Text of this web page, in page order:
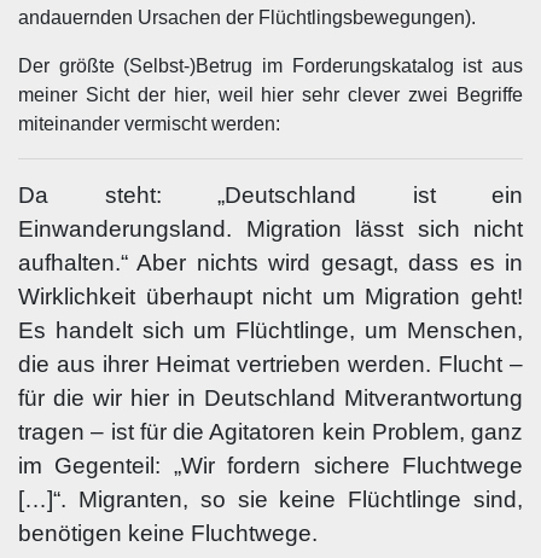
andauernden Ursachen der Flüchtlingsbewegungen).
Der größte (Selbst-)Betrug im Forderungskatalog ist aus
meiner Sicht der hier, weil hier sehr clever zwei Begriffe
miteinander vermischt werden:
Da steht: „Deutschland ist ein
Einwanderungsland. Migration lässt sich nicht
aufhalten.“ Aber nichts wird gesagt, dass es in
Wirklichkeit überhaupt nicht um Migration geht!
Es handelt sich um Flüchtlinge, um Menschen,
die aus ihrer Heimat vertrieben werden. Flucht –
für die wir hier in Deutschland Mitverantwortung
tragen – ist für die Agitatoren kein Problem, ganz
im Gegenteil: „Wir fordern sichere Fluchtwege
[…]“. Migranten, so sie keine Flüchtlinge sind,
benötigen keine Fluchtwege.